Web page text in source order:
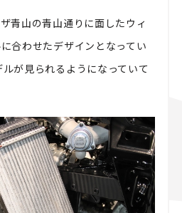
青山の青山通りに面したウィ
合わせたデザインとなってい
が見られるようになっていて